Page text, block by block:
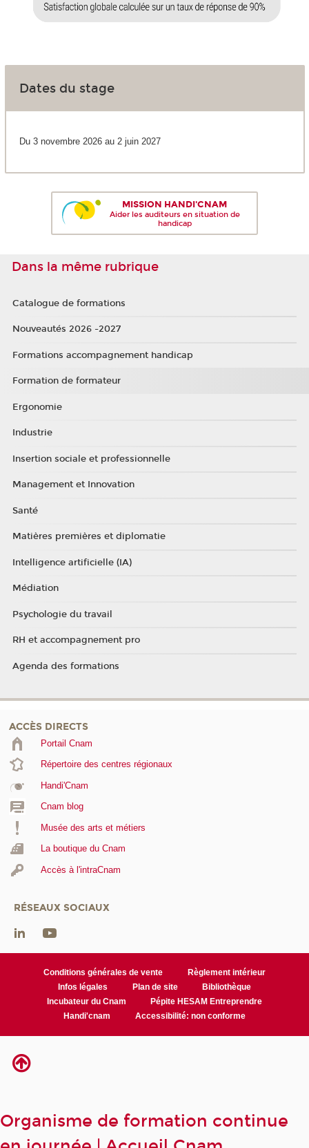
Dates du stage
Du 3 novembre 2026 au 2 juin 2027
MISSION HANDI'CNAM
Aider les auditeurs en situation de
handicap
Dans la même rubrique
Catalogue de formations
Nouveautés 2026 -2027
Formations accompagnement handicap
Formation de formateur
Ergonomie
Industrie
Insertion sociale et professionnelle
Management et Innovation
Santé
Matières premières et diplomatie
Intelligence artificielle (IA)
Médiation
Psychologie du travail
RH et accompagnement pro
Agenda des formations
ACCÈS DIRECTS
Portail Cnam
Répertoire des centres régionaux
Handi'Cnam
Cnam blog
Musée des arts et métiers
La boutique du Cnam
Accès à l'intraCnam
RÉSEAUX SOCIAUX
Conditions générales de vente
Règlement intérieur
Infos légales
Plan de site
Bibliothèque
Incubateur du Cnam
Pépite HESAM Entreprendre
Handi'cnam
Accessibilité: non conforme
Organisme de formation continue